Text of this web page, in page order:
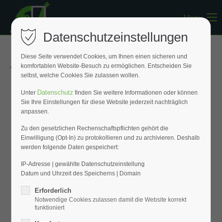
Register
Support
Lorem ipsum dolor sit amet:
24h/ 365days
Mon - Fri 8:00am - 5:00pm(GMT +1)
Get in touch
Cybersteel Inc.
Menu
« Zurück zur Übersicht
Datenschutzeinstellungen
Diese Seite verwendet Cookies, um Ihnen einen sicheren und
komfortablen Website-Besuch zu ermöglichen. Entscheiden Sie
selbst, welche Cookies Sie zulassen wollen.
Unter Datenschutz finden Sie weitere Informationen oder können
Sie Ihre Einstellungen für diese Website jederzeit nachträglich
anpassen.
Zu den gesetzlichen Rechenschaftspflichten gehört die
Einwilligung (Opt-In) zu protokollieren und zu archivieren. Deshalb
werden folgende Daten gespeichert:
IP-Adresse | gewählte Datenschutzeinstellung
Datum und Uhrzeit des Speicherns | Domain
Erforderlich
Notwendige Cookies zulassen damit die Website korrekt
funktioniert